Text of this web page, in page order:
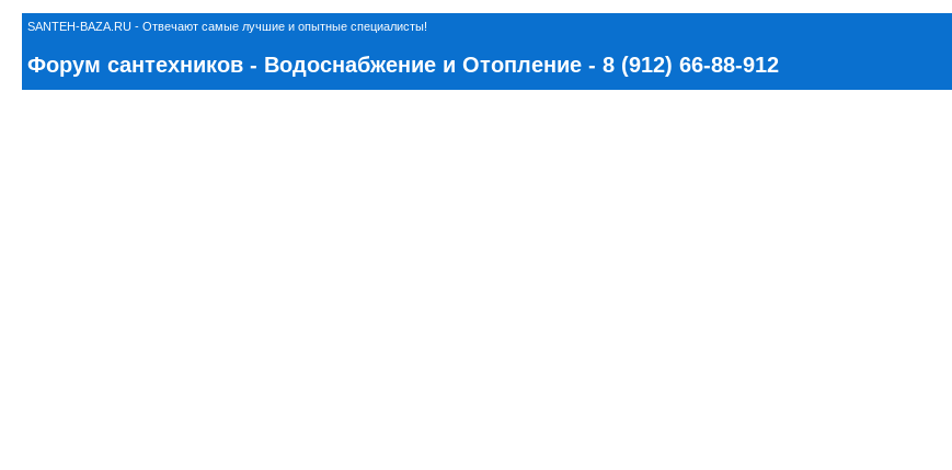
SANTEH-BAZA.RU - Отвечают самые лучшие и опытные специалисты!
Форум сантехников - Водоснабжение и Отопление - 8 (912) 66-88-912